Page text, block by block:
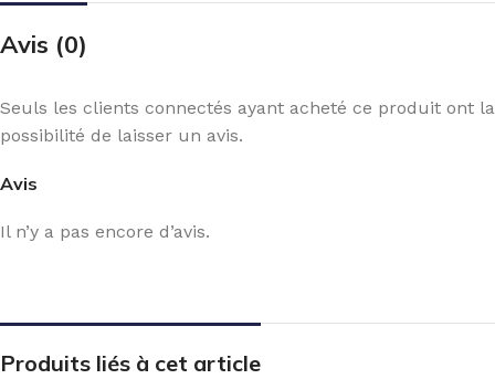
Avis (0)
Avis
Il n’y a pas encore d’avis.
Seuls les clients connectés ayant acheté ce produit ont la
possibilité de laisser un avis.
Produits liés à cet article